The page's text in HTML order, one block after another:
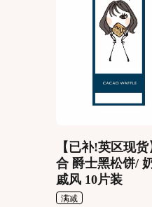
【已补!英区现
合 爵士黑松饼/
戚风 10片装
满减